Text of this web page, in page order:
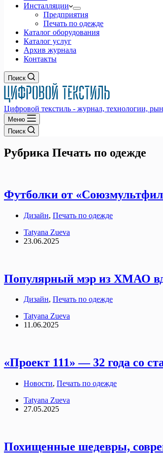
Инсталляции
Предприятия
Печать по одежде
Каталог оборудования
Каталог услуг
Архив журнала
Контакты
Поиск
Цифровой текстиль - журнал, технологии,
Меню
Поиск
Рубрика Печать по одежде
Футболки от
Дизайн, Печать по одежде
Tatyana Zueva
23.06.2025
Популярный мэр из ХМАО
Дизайн, Печать по одежде
Tatyana Zueva
11.06.2025
«Проект 111» — 32 года со
Новости, Печать по одежде
Tatyana Zueva
27.05.2025
Похищенные шедевры,